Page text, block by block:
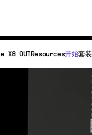
X8 OUTResources开始套装